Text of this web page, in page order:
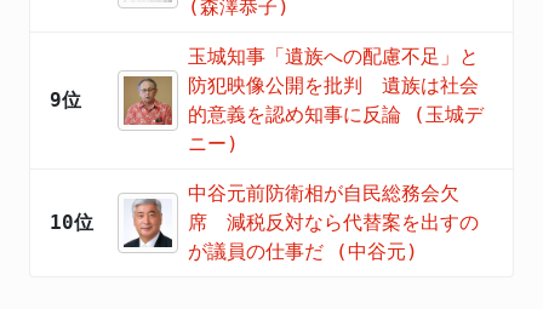
(森澤恭子)
9位
玉城知事「遺族への配慮不足」と
防犯映像公開を批判 遺族は社会
的意義を認め知事に反論 (玉城デ
ニー)
10位
中谷元前防衛相が自民総務会欠
席 減税反対なら代替案を出すの
が議員の仕事だ (中谷元)